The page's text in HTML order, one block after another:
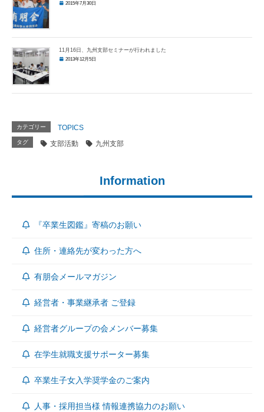
2015年7月30日
11月16日、九州支部セミナーが行われました
2013年12月5日
カテゴリー TOPICS
タグ 支部活動 九州支部
Information
『卒業生図鑑』寄稿のお願い
住所・連絡先が変わった方へ
有朋会メールマガジン
経営者・事業継承者 ご登録
経営者グループの会メンバー募集
在学生就職支援サポーター募集
卒業生子女入学奨学金のご案内
人事・採用担当様 情報連携協力のお願い